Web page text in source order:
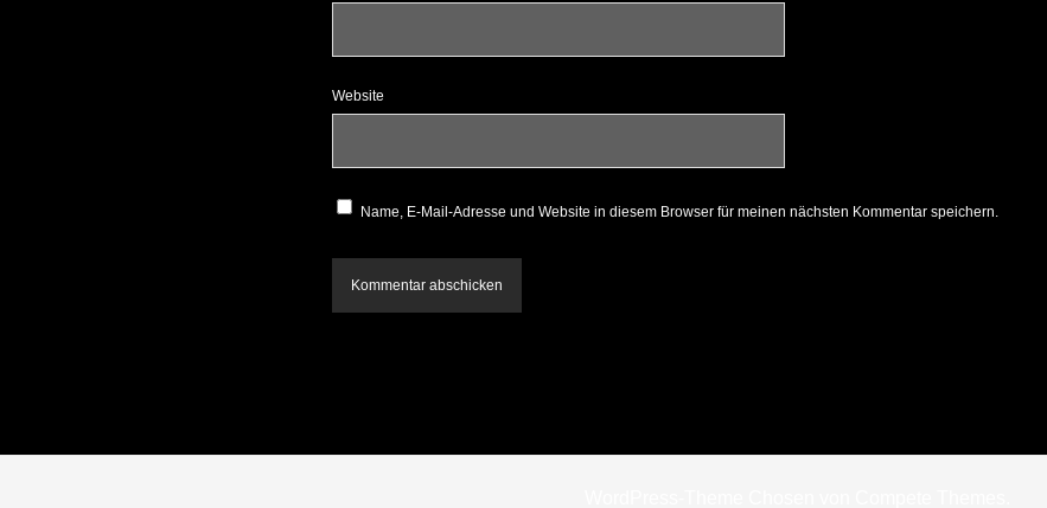
Website
Name, E-Mail-Adresse und Website in diesem Browser für meinen nächsten Kommentar speichern.